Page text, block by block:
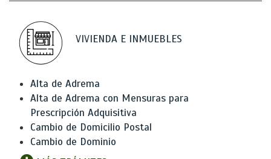
VIVIENDA E INMUEBLES
Alta de Adrema
Alta de Adrema con Mensuras para
Prescripción Adquisitiva
Cambio de Domicilio Postal
Cambio de Dominio